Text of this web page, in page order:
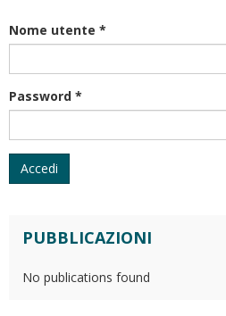
Nome utente *
Password *
Accedi
PUBBLICAZIONI
No publications found